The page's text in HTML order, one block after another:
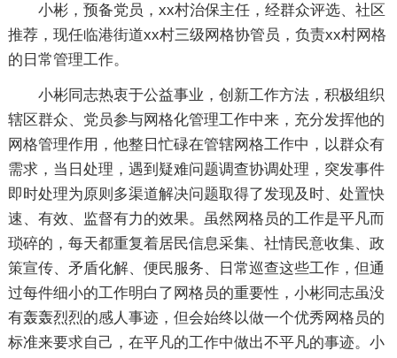
小彬，预备党员，xx村治保主任，经群众评选、社区
推荐，现任临港街道xx村三级网格协管员，负责xx村网格
的日常管理工作。
小彬同志热衷于公益事业，创新工作方法，积极组织
辖区群众、党员参与网格化管理工作中来，充分发挥他的
网格管理作用，他整日忙碌在管辖网格工作中，以群众有
需求，当日处理，遇到疑难问题调查协调处理，突发事件
即时处理为原则多渠道解决问题取得了发现及时、处置快
速、有效、监督有力的效果。虽然网格员的工作是平凡而
琐碎的，每天都重复着居民信息采集、社情民意收集、政
策宣传、矛盾化解、便民服务、日常巡查这些工作，但通
过每件细小的工作明白了网格员的重要性，小彬同志虽没
有轰轰烈烈的感人事迹，但会始终以做一个优秀网格员的
标准来要求自己，在平凡的工作中做出不平凡的事迹。小